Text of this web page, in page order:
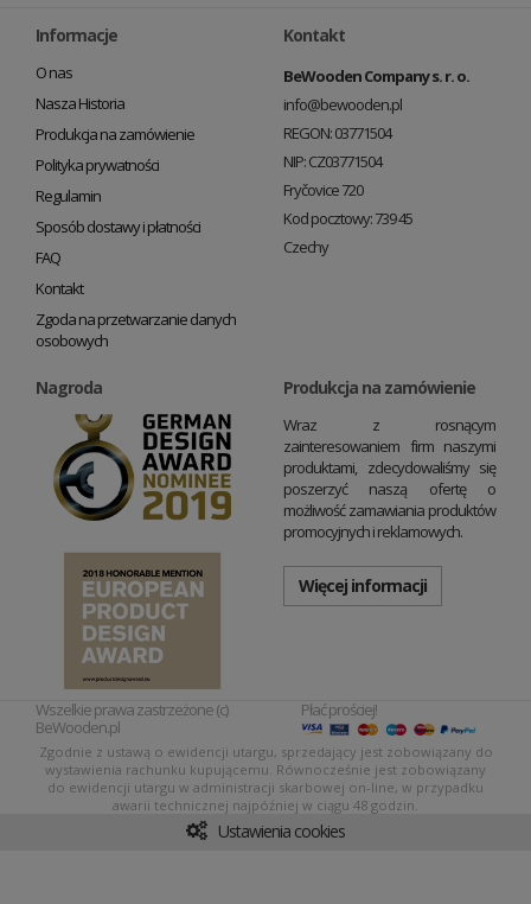
Informacje
O nas
Nasza Historia
Produkcja na zamówienie
Polityka prywatności
Regulamin
Sposób dostawy i płatności
FAQ
Kontakt
Zgoda na przetwarzanie danych
osobowych
Kontakt
BeWooden Company s. r. o.
info@bewooden.pl
REGON: 03771504
NIP: CZ03771504
Fryčovice 720
Kod pocztowy: 739 45
Czechy
Nagroda Produkcja na zamówienie
Wraz z rosnącym
zainteresowaniem firm naszymi
produktami, zdecydowaliśmy się
poszerzyć naszą ofertę o
możliwość zamawiania produktów
promocyjnych i reklamowych.
Więcej informacji
Wszelkie prawa zastrzeżone (c)
BeWooden.pl
Płać prościej!
Zgodnie z ustawą o ewidencji utargu, sprzedający jest zobowiązany do
wystawienia rachunku kupującemu. Równocześnie jest zobowiązany
do ewidencji utargu w administracji skarbowej on-line, w przypadku
awarii technicznej najpóźniej w ciągu 48 godzin.
Ustawienia cookies